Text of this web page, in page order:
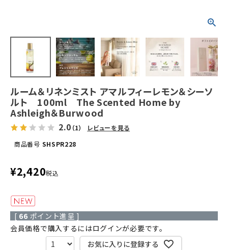
ルーム＆リネンミスト アマルフィーレモン＆シーソ
ルト 100ml The Scented Home by
Ashleigh＆Burwood
2.0 （1）
レビューを見る
商品番号 SHSPR228
¥2,420税込
[ 66 ポイント進呈 ]
会員価格で購入するにはログインが必要です。
お気に入りに登録する